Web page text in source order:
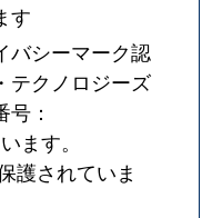
す
バシーマーク認
テクノロジーズ
：
ます。
護されていま